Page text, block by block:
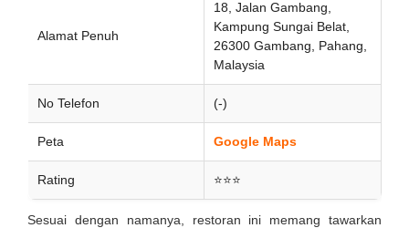
Alamat Penuh
18, Jalan Gambang,
Kampung Sungai Belat,
26300 Gambang, Pahang,
Malaysia
No Telefon (-)
Peta Google Maps
Rating ⭐⭐⭐
Sesuai dengan namanya, restoran ini memang tawarkan